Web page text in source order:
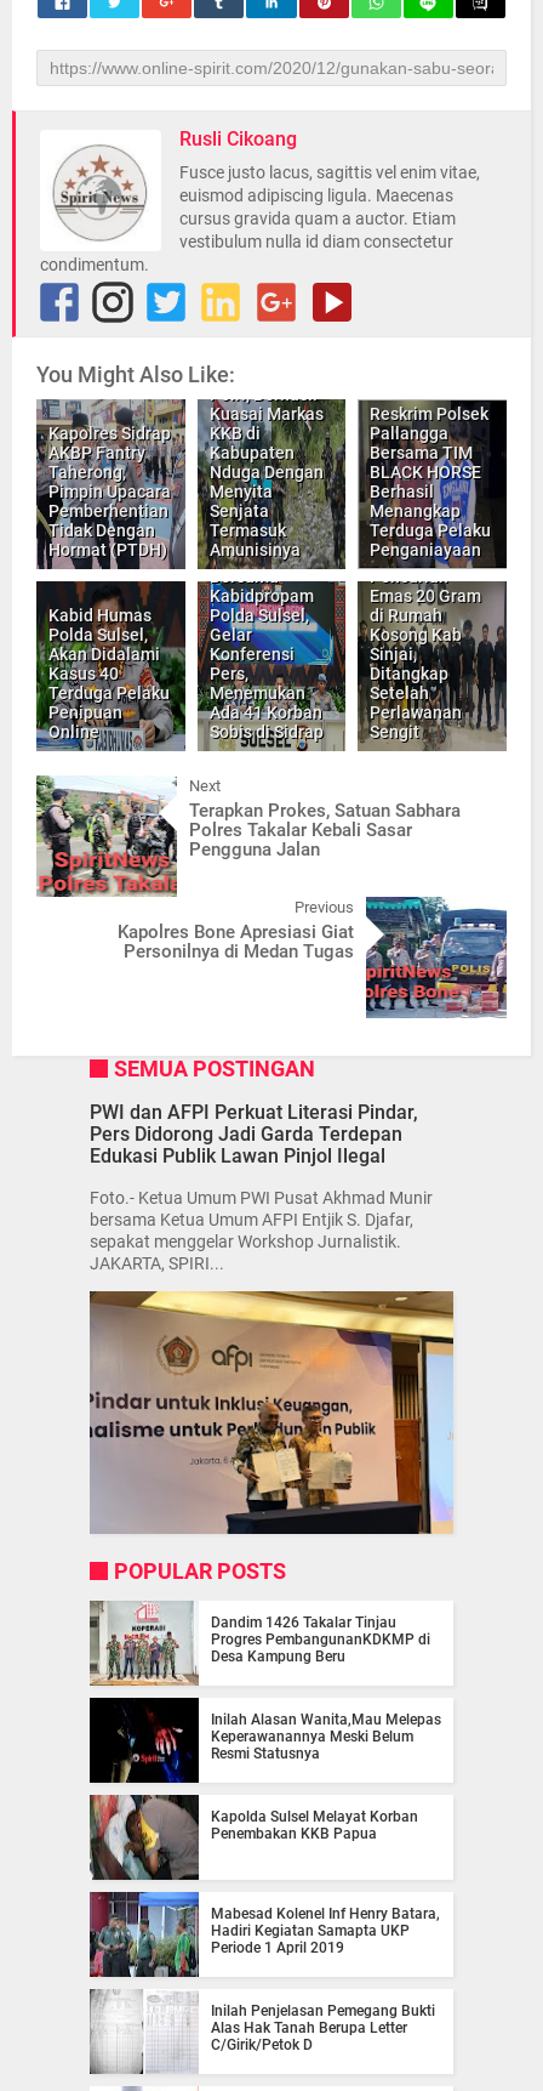
Rusli Cikoang
Fusce justo lacus, sagittis vel enim vitae,
euismod adipiscing ligula. Maecenas
cursus gravida quam a auctor. Etiam
vestibulum nulla id diam consectetur
condimentum.
You Might Also Like:
Kapolres Sidrap
AKBP Fantry
Taherong,
Pimpin Upacara
Pemberhentian
Tidak Dengan
Hormat (PTDH)
INILAH,
Gabungan TNI -
Polri, Berhasil
Kuasai Markas
KKB di
Kabupaten
Nduga Dengan
Menyita
Senjata
Termasuk
Amunisinya
Reskrim Polsek
Pallangga
Bersama TIM
BLACK HORSE
Berhasil
Menangkap
Terduga Pelaku
Penganiayaan
Kabid Humas
Polda Sulsel,
Akan Didalami
Kasus 40
Terduga Pelaku
Penipuan
Online
Dirkrimsus,
Kabid Humas,
Bersama
Kabidpropam
Polda Sulsel,
Gelar
Konferensi
Pers,
Menemukan
Ada 41 Korban
Sobis di Sidrap
Pelaku
Pencurian
Emas 20 Gram
di Rumah
Kosong Kab
Sinjai,
Ditangkap
Setelah
Perlawanan
Sengit
Next
Terapkan Prokes, Satuan Sabhara
Polres Takalar Kebali Sasar
Pengguna Jalan
Previous
Kapolres Bone Apresiasi Giat
Personilnya di Medan Tugas
SEMUA POSTINGAN
PWI dan AFPI Perkuat Literasi Pindar,
Pers Didorong Jadi Garda Terdepan
Edukasi Publik Lawan Pinjol Ilegal
Foto.- Ketua Umum PWI Pusat Akhmad Munir
bersama Ketua Umum AFPI Entjik S. Djafar,
sepakat menggelar Workshop Jurnalistik.
JAKARTA, SPIRI...
POPULAR POSTS
Dandim 1426 Takalar Tinjau
Progres PembangunanKDKMP di
Desa Kampung Beru
Inilah Alasan Wanita,Mau Melepas
Keperawanannya Meski Belum
Resmi Statusnya
Kapolda Sulsel Melayat Korban
Penembakan KKB Papua
Mabesad Kolenel Inf Henry Batara,
Hadiri Kegiatan Samapta UKP
Periode 1 April 2019
Inilah Penjelasan Pemegang Bukti
Alas Hak Tanah Berupa Letter
C/Girik/Petok D